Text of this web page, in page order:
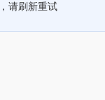
请刷新重试